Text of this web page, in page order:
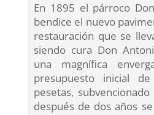
En 1895 el párroco
bendice el nuevo
restauración que se
siendo cura Don
una magnífica
presupuesto inicial
pesetas,
después de dos años